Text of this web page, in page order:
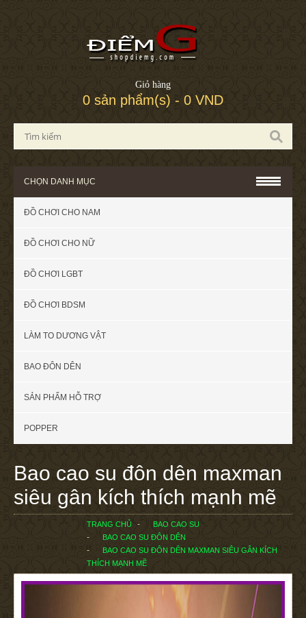
Giỏ hàng
0 sản phẩm(s) - 0 VND
CHỌN DANH MỤC
ĐỒ CHƠI CHO NAM
ĐỒ CHƠI CHO NỮ
ĐỒ CHƠI LGBT
ĐỒ CHƠI BDSM
LÀM TO DƯƠNG VẬT
BAO ĐÔN DÊN
SẢN PHẨM HỖ TRỢ
POPPER
Bao cao su đôn dên maxman
siêu gân kích thích mạnh mẽ
TRANG CHỦ
BAO CAO SU
BAO CAO SU ĐÔN DÊN
BAO CAO SU ĐÔN DÊN MAXMAN SIÊU GÂN KÍCH
THÍCH MẠNH MẼ